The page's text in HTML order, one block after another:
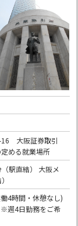
16 大阪証券取引
める就業場所
駅直結） 大阪メ
4時間・休憩なし)
週4日勤務をご希